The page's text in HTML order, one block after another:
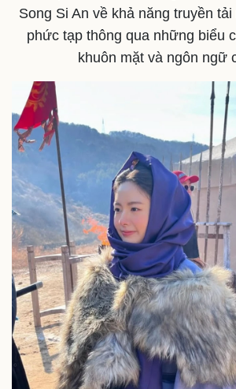
Song Si An về khả năng truyền
phức tạp thông qua những biểu
khuôn mặt và ngôn ngữ